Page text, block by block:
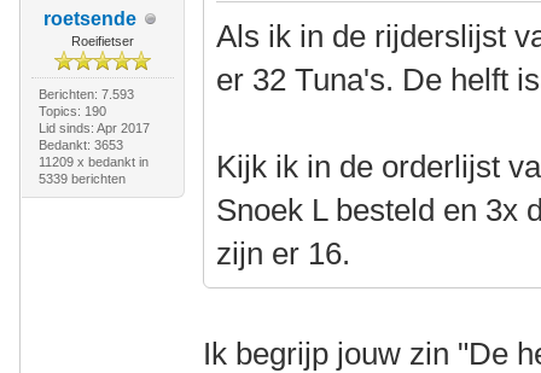
roetsende
Roeifietser
Berichten: 7.593
Topics: 190
Lid sinds: Apr 2017
Bedankt: 3653
11209 x bedankt in
5339 berichten
Als ik in de rijderslijst
er 32 Tuna's. De helft
Kijk ik in de orderlijst
Snoek L besteld en 3x
zijn er 16.
Ik begrijp jouw zin "De